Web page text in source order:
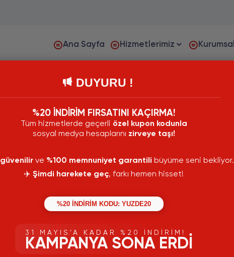
Ana Sayfa Hizmetlerimiz Kurumsal
DUYURU !
%20 İNDİRİM FIRSATINI KAÇIRMA!
Tüm hizmetlerde geçerli özel kupon kodunla
sosyal medya hesaplarını zirveye taşı!
güvenilirve %100 memnuniyet garantili büyüme seni bekliyor.
✈️ Şimdi harekete geç, farkı hemen hisset!
%20 İNDİRİM KODU: YUZDE20
31 MAYIS’A KADAR %20 İNDIRIM!
KAMPANYA SONA ERDI